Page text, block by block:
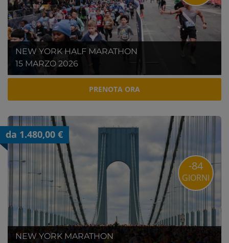
NEW YORK HALF MARATHON
15 MARZO 2026
PRENOTA ORA
da 1.480,00 €
NEW YORK MARATHON
-84
GIORNI